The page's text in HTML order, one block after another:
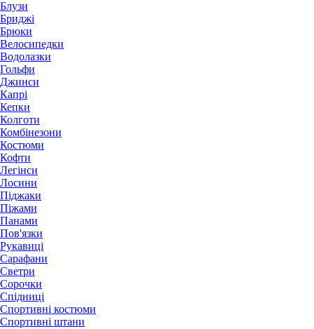
Блузи
Бриджі
Брюки
Велосипедки
Водолазки
Гольфи
Джинси
Капрі
Кепки
Колготи
Комбінезони
Костюми
Кофти
Легінси
Лосини
Піджаки
Піжами
Панами
Пов'язки
Рукавиці
Сарафани
Светри
Сорочки
Спідниці
Спортивні костюми
Спортивні штани